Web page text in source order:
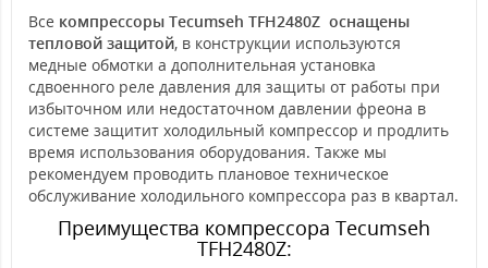
Все компрессоры Tecumseh TFH2480Z оснащены
тепловой защитой, в конструкции используются
медные обмотки а дополнительная установка
сдвоенного реле давления для защиты от работы при
избыточном или недостаточном давлении фреона в
системе защитит холодильный компрессор и продлить
время использования оборудования. Также мы
рекомендуем проводить плановое техническое
обслуживание холодильного компрессора раз в квартал.
Преимущества компрессора Tecumseh
TFH2480Z: